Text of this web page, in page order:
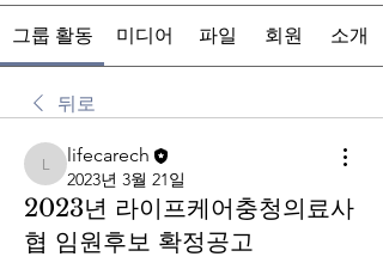
그룹 활동 미디어 파일 회원 소개
뒤로
lifecarech
lifecarech
2023년 3월 21일
2023년 라이프케어충청의료사
협 임원후보 확정공고